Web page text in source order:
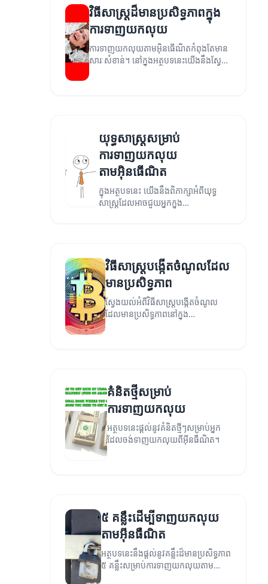
វិធីសាស្ត្រដ៏មានប្រសិទ្ធភាពក្នុង
ការទាញយកលុយ
ការទាញយកលុយតាមអ៊ិនធើណិតកំពុងតែមាន
សារៈសំខាន់។ នៅក្នុងអត្ថបទនេះយើងនឹងស្វែង
យុទ្ធសាស្ត្រសម្រាប់
ការទាញយកលុយ
តាមអ៊ិនធើណិត
ក្នុងអត្ថបទនេះ យើងនឹងពិភាក្សាអំពីយុទ្ធ
សាស្ត្រដែលអាចជួយអ្នកក្នុង
វិធីសាស្ត្របង្កើតចំណូលដែល
មានប្រសិទ្ធភាព
ស្វែងយល់អំពីវិធីសាស្ត្របង្កើតចំណូល
ដែលមានប្រសិទ្ធភាពនៅក្នុង
គំនិតថ្មីសម្រាប់
ការទាញយកលុយ
អត្ថបទនេះផ្តល់នូវគំនិតថ្មីៗសម្រាប់អ្នក
ដែលចង់ទាញយកលុយពីអ៊ីនធឺណិត។
៥ គន្លឹះដើម្បីទាញយកលុយ
តាមអ៊ីនធឺណិត
អត្ថបទនេះនឹងផ្តល់នូវគន្លឹះដ៏មានប្រសិទ្ធភាព
៥ គន្លឹះសម្រាប់ការទាញយកលុយតាម
អ៊ីនធឺណិត។